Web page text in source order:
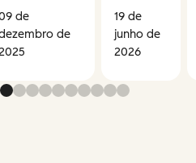
de
de
19 de
junho de
2026